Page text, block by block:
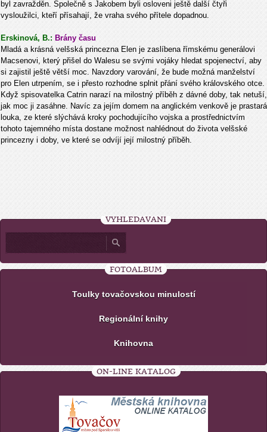
byl zavražděn. Společně s Jakobem byli osloveni ještě další čtyři
vysloužilci, kteří přísahají, že vraha svého přítele dopadnou.
Erskinová, B.: Brány času
Mladá a krásná velšská princezna Elen je zaslíbena římskému generálovi
Macsenovi, který přišel do Walesu se svými vojáky hledat spojenectví, aby
si zajistil ještě větší moc. Navzdory varování, že bude možná manželství
pro Elen utrpením, se i přesto rozhodne splnit přání svého královského otce.
Když spisovatelka Catrin narazí na milostný příběh z dávné doby, tak netuší,
jak moc ji zasáhne. Navíc za jejím domem na anglickém venkově je prastará
louka, ze které slýchává kroky pochodujícího vojska a prostřednictvím
tohoto tajemného místa dostane možnost nahlédnout do života velšské
princezny i doby, ve které se odvíjí její milostný příběh.
VYHLEDÁVÁNÍ
FOTOALBUM
Toulky tovačovskou minulostí
Regionální knihy
Knihovna
ON-LINE KATALOG